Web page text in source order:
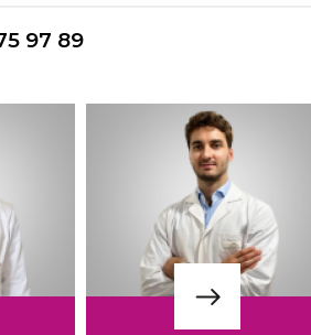
97 89